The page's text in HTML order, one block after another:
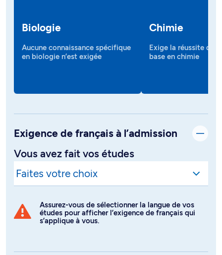
Biologie
Aucune connaissance spécifique
en biologie n’est exigée
Chimie
Exige la réussite
base en chimie
Exigence de français à l’admission
Vous avez fait vos études
Assurez-vous de sélectionner la langue de vos
études pour afficher l’exigence de français qui
s’applique à vous.